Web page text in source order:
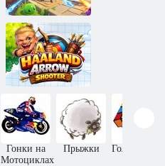
Лучник:
Испытание
Судьбой
Холанд:
Стрелок из
Гонки на
Мотоциклах
Прыжки